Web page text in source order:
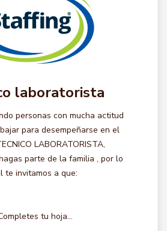
laboratorista
personas con mucha actitud
para desempeñarse en el
LABORATORISTA,
parte de la familia , por lo
te invitamos a que:
tu hoja...